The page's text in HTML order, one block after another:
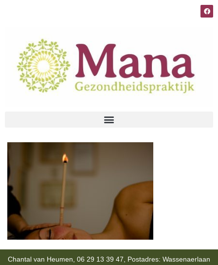
Chantal van Heumen, 06 29 13 39 47, Postadres: Wassenaerlaan